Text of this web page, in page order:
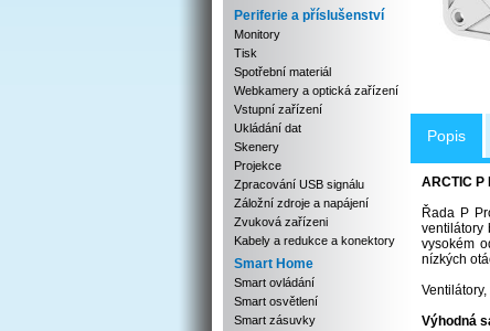
Periferie a příslušenství
Monitory
Tisk
Spotřební materiál
Webkamery a optická zařízení
Vstupní zařízení
Ukládání dat
Skenery
Projekce
Zpracování USB signálu
Záložní zdroje a napájení
Zvuková zařízeni
Kabely a redukce a konektory
Smart Home
Smart ovládání
Smart osvětlení
Smart zásuvky
Popis
ARCTIC
Řada P
ventilátory
vysokém
nízkých
Výhodná